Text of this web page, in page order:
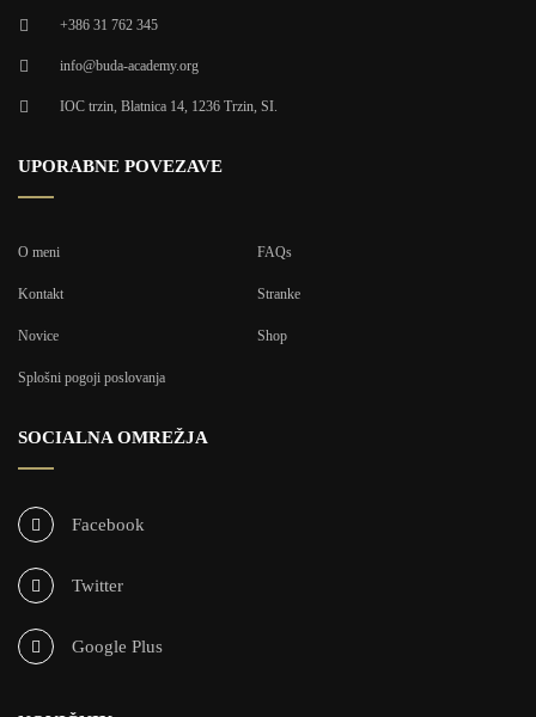
+386 31 762 345
info@buda-academy.org
IOC trzin, Blatnica 14, 1236 Trzin, SI.
UPORABNE POVEZAVE
O meni FAQs
Kontakt Stranke
Novice Shop
Splošni pogoji poslovanja
SOCIALNA OMREŽJA
Facebook
Twitter
Google Plus